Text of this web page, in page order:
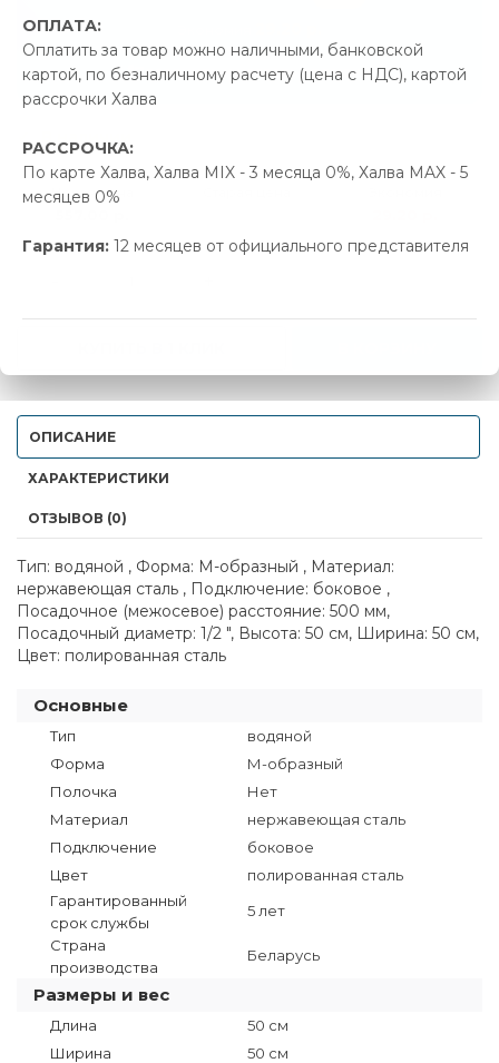
ОПЛАТА:
Оплатить за товар можно наличными, банковской
картой, по безналичному расчету (цена с НДС), картой
рассрочки Халва
РАССРОЧКА:
По карте Халва, Халва MIX - 3 месяца 0%, Халва MAX - 5
месяцев 0%
Гарантия: 12 месяцев от официального представителя
Позвонить и назвать промокод
Новая цена
ОПИСАНИЕ
ХАРАКТЕРИСТИКИ
ОТЗЫВОВ (0)
Тип: водяной , Форма: М-образный , Материал:
нержавеющая сталь , Подключение: боковое ,
Посадочное (межосевое) расстояние: 500 мм,
Посадочный диаметр: 1/2 ", Высота: 50 см, Ширина: 50 см,
Цвет: полированная сталь
Основные
Тип
водяной
Форма
М-образный
Полочка
Нет
Материал
нержавеющая сталь
Подключение
боковое
Цвет
полированная сталь
Гарантированный
срок службы
5 лет
Страна
производства
Беларусь
Размеры и вес
Длина
50 см
Ширина
50 см